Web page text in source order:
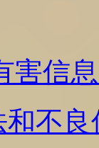
害信
和不